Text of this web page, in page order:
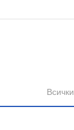
Всички